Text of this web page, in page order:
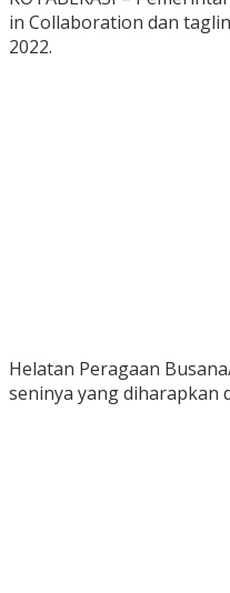
in Collaboration dan
2022.
Helatan Peragaan
seninya yang diharapkan